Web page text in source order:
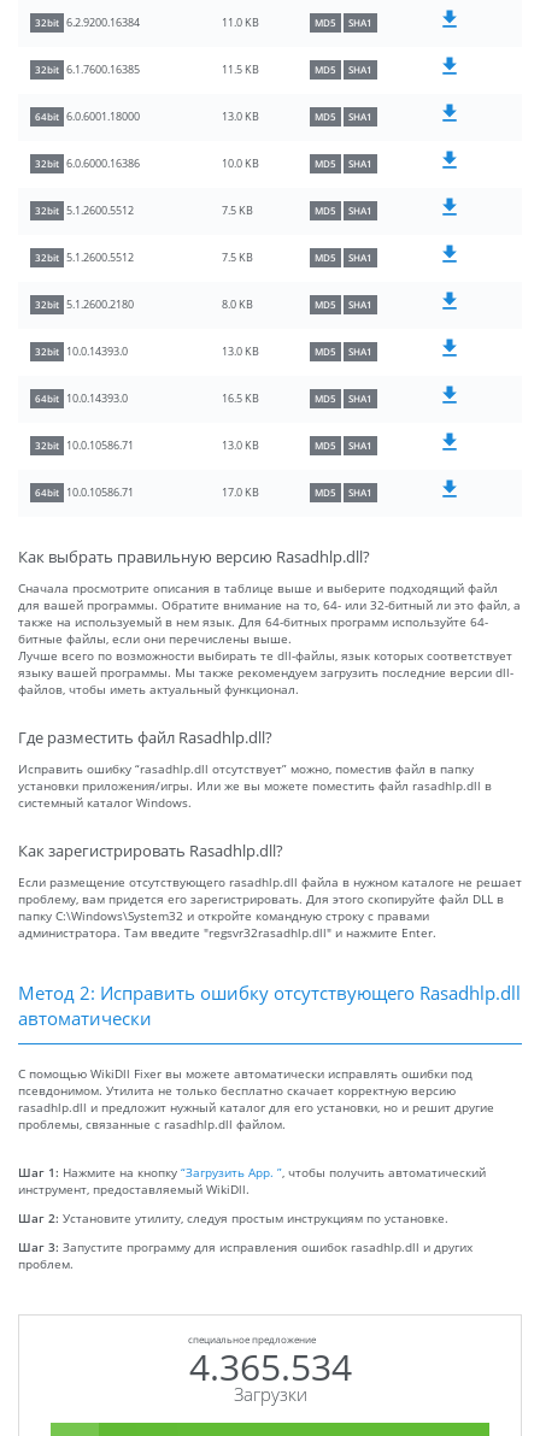
32bit 6.2.9200.16384 11.0 KB MD5 SHA1
32bit 6.1.7600.16385 11.5 KB MD5 SHA1
64bit 6.0.6001.18000 13.0 KB MD5 SHA1
32bit 6.0.6000.16386 10.0 KB MD5 SHA1
32bit 5.1.2600.5512 7.5 KB MD5 SHA1
32bit 5.1.2600.5512 7.5 KB MD5 SHA1
32bit 5.1.2600.2180 8.0 KB MD5 SHA1
32bit 10.0.14393.0 13.0 KB MD5 SHA1
64bit 10.0.14393.0 16.5 KB MD5 SHA1
32bit 10.0.10586.71 13.0 KB MD5 SHA1
64bit 10.0.10586.71 17.0 KB MD5 SHA1
Как выбрать правильную версию Rasadhlp.dll?
Сначала просмотрите описания в таблице выше и выберите подходящий файл
для вашей программы. Обратите внимание на то, 64- или 32-битный ли это файл, а
также на используемый в нем язык. Для 64-битных программ используйте 64-
битные файлы, если они перечислены выше.
Лучше всего по возможности выбирать те dll-файлы, язык которых соответствует
языку вашей программы. Мы также рекомендуем загрузить последние версии dll-
файлов, чтобы иметь актуальный функционал.
Где разместить файл Rasadhlp.dll?
Исправить ошибку “rasadhlp.dll отсутствует” можно, поместив файл в папку
установки приложения/игры. Или же вы можете поместить файл rasadhlp.dll в
системный каталог Windows.
Как зарегистрировать Rasadhlp.dll?
Если размещение отсутствующего rasadhlp.dll файла в нужном каталоге не решает
проблему, вам придется его зарегистрировать. Для этого скопируйте файл DLL в
папку C:\Windows\System32 и откройте командную строку с правами
администратора. Там введите "regsvr32rasadhlp.dll" и нажмите Enter.
Метод 2: Исправить ошибку отсутствующего Rasadhlp.dll
автоматически
С помощью WikiDll Fixer вы можете автоматически исправлять ошибки под
псевдонимом. Утилита не только бесплатно скачает корректную версию
rasadhlp.dll и предложит нужный каталог для его установки, но и решит другие
проблемы, связанные с rasadhlp.dll файлом.
Шаг 1: Нажмите на кнопку “Загрузить App. ”, чтобы получить автоматический
инструмент, предоставляемый WikiDll.
Шаг 2: Установите утилиту, следуя простым инструкциям по установке.
Шаг 3: Запустите программу для исправления ошибок rasadhlp.dll и других
проблем.
специальное предложение
4.365.534
Загрузки